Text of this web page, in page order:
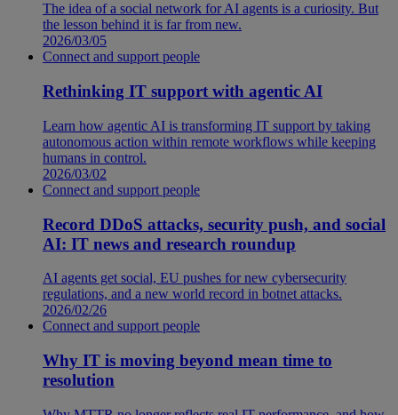
The idea of a social network for AI agents is a curiosity. But
the lesson behind it is far from new.
2026/03/05
Connect and support people
Rethinking IT support with agentic AI
Learn how agentic AI is transforming IT support by taking
autonomous action within remote workflows while keeping
humans in control.
2026/03/02
Connect and support people
Record DDoS attacks, security push, and social
AI: IT news and research roundup
AI agents get social, EU pushes for new cybersecurity
regulations, and a new world record in botnet attacks.
2026/02/26
Connect and support people
Why IT is moving beyond mean time to
resolution